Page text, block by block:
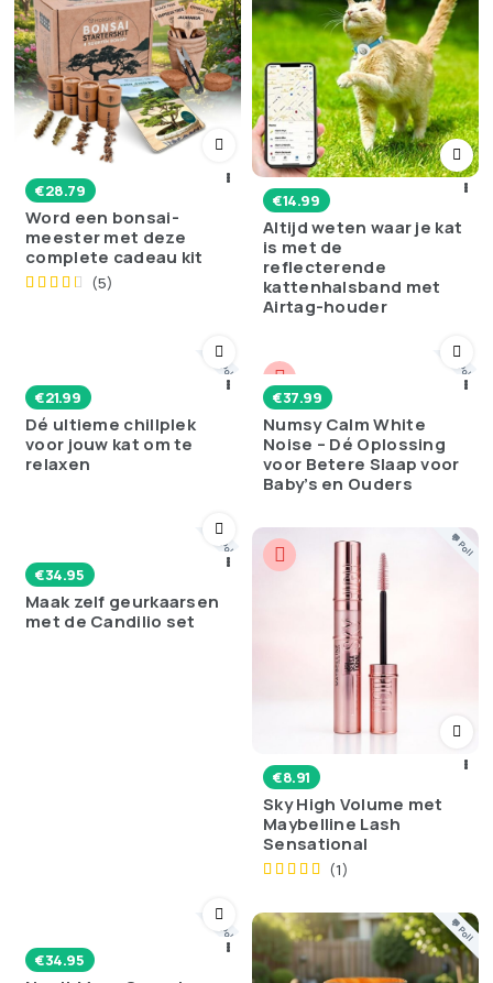
€28.79
Word een bonsai-
meester met deze
complete cadeau kit
(5)
€14.99
Altijd weten waar je kat
is met de
reflecterende
kattenhalsband met
Airtag-houder
💬 Poll
€21.99
Dé ultieme chillplek
voor jouw kat om te
relaxen
💬 Poll
€37.99
Numsy Calm White
Noise – Dé Oplossing
voor Betere Slaap voor
Baby’s en Ouders
💬 Poll
€34.95
Maak zelf geurkaarsen
met de Candilio set
💬 Poll
€8.91
Sky High Volume met
Maybelline Lash
Sensational
(1)
💬 Poll
€34.95
💬 Poll